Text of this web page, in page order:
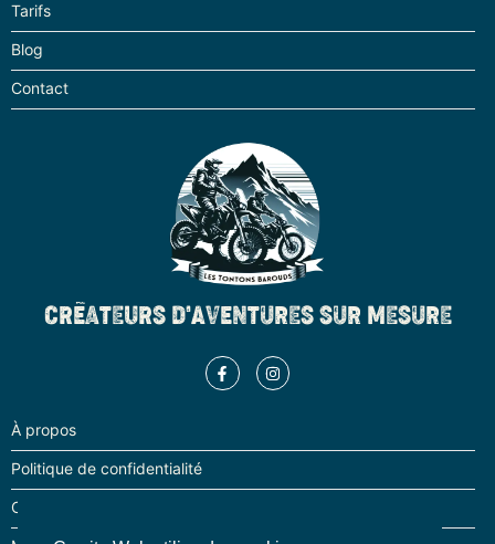
Tarifs
Blog
Contact
CRÉATEURS D'AVENTURES SUR MESURE
À propos
Politique de confidentialité
Conditions générale de ventes